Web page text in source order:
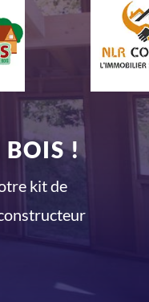
BOIS !
kit de